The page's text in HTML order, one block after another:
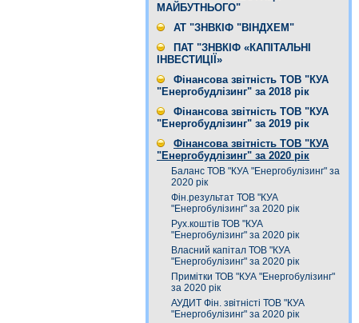
МАЙБУТНЬОГО"
АТ "ЗНВКІФ "ВІНДХЕМ"
ПАТ "ЗНВКІФ «КАПІТАЛЬНІ
ІНВЕСТИЦІЇ»
Фінансова звітність ТОВ "КУА
"Енергобудлізинг" за 2018 рік
Фінансова звітність ТОВ "КУА
"Енергобудлізинг" за 2019 рік
Фінансова звітність ТОВ "КУА
"Енергобудлізинг" за 2020 рік
Баланс ТОВ "КУА "Енергобулізинг" за
2020 рік
Фін.результат ТОВ "КУА
"Енергобулізинг" за 2020 рік
Рух.коштів ТОВ "КУА
"Енергобулізинг" за 2020 рік
Власний капітал ТОВ "КУА
"Енергобулізинг" за 2020 рік
Примітки ТОВ "КУА "Енергобулізинг"
за 2020 рік
АУДИТ Фін. звітністі ТОВ "КУА
"Енергобулізинг" за 2020 рік